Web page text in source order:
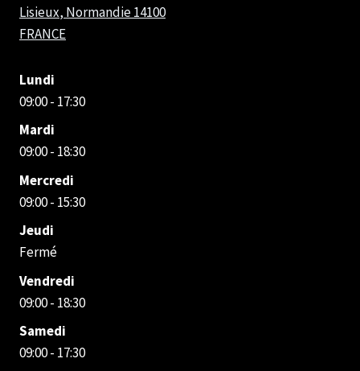
Lisieux, Normandie14100
FRANCE
Lundi
09:00 - 17:30
Mardi
09:00 - 18:30
Mercredi
09:00 - 15:30
Jeudi
Fermé
Vendredi
09:00 - 18:30
Samedi
09:00 - 17:30